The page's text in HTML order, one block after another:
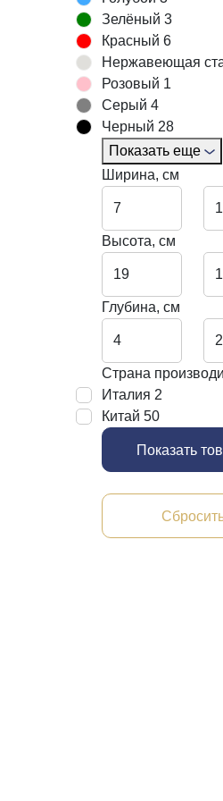
Зелёный 3
Красный 6
Нержавеющая
Розовый 1
Серый 4
Черный 28
Показать еще
Ширина, см
Высота, см
Глубина, см
Страна
Италия 2
Китай 50
Показать